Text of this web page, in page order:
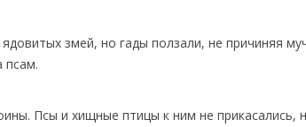
змей, но гады ползали, не причиняя
псам.
Псы и хищные птицы к ним не прикасались,